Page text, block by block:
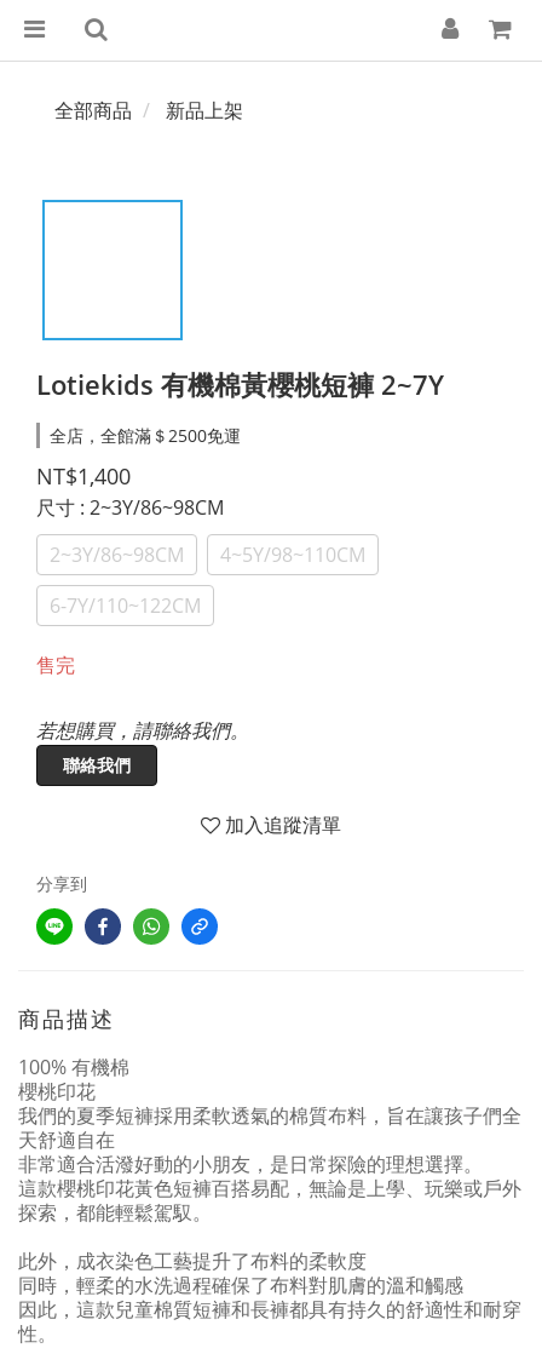
全部商品 新品上架
Lotiekids 有機棉黃櫻桃短褲 2~7Y
全店，全館滿＄2500免運
NT$1,400
尺寸 : 2~3Y/86~98CM
2~3Y/86~98CM
4~5Y/98~110CM
6-7Y/110~122CM
售完
若想購買，請聯絡我們。
聯絡我們
加入追蹤清單
分享到
商品描述
100% 有機棉
櫻桃印花
我們的夏季短褲採用柔軟透氣的棉質布料，旨在讓孩子們全
天舒適自在
非常適合活潑好動的小朋友，是日常探險的理想選擇。
這款櫻桃印花黃色短褲百搭易配，無論是上學、玩樂或戶外
探索，都能輕鬆駕馭。
此外，成衣染色工藝提升了布料的柔軟度
同時，輕柔的水洗過程確保了布料對肌膚的溫和觸感
因此，這款兒童棉質短褲和長褲都具有持久的舒適性和耐穿
性。